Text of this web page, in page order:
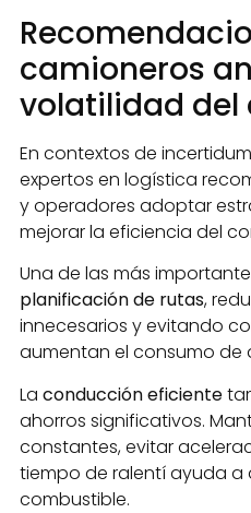
camioneros
volatilidad del
En contextos de
expertos en logística
y operadores adoptar
mejorar la eficiencia del
Una de las más
planificación de rutas,
innecesarios y evitando
aumentan el consumo de
La conducción eficiente
ahorros significativos.
constantes, evitar
tiempo de ralentí ayuda a
combustible.